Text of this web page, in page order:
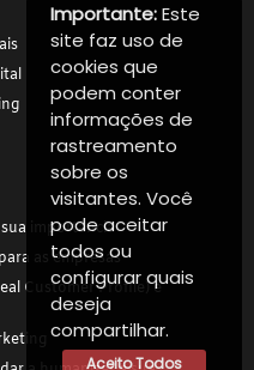
importância
as empresas
Customer Profile) e
Importante:Este
site faz uso de
cookies que
podem conter
informações de
rastreamento
sobre os
visitantes. Você
pode aceitar
todos ou
configurar quais
deseja
compartilhar.
Aceito Todos